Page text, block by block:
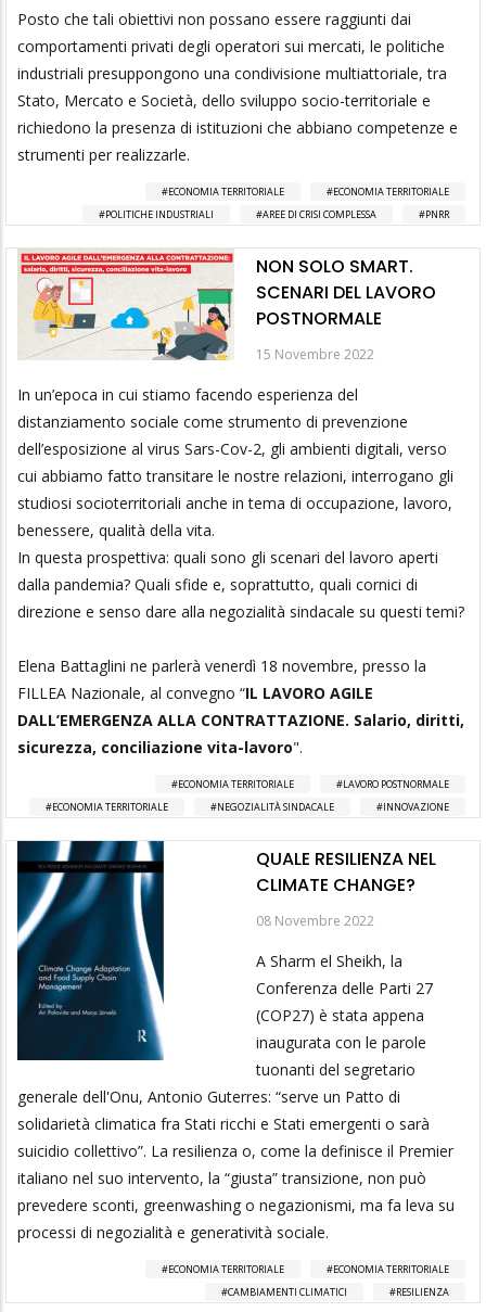
Posto che tali obiettivi non possano essere raggiunti dai
comportamenti privati degli operatori sui mercati, le politiche
industriali presuppongono una condivisione multiattoriale, tra
Stato, Mercato e Società, dello sviluppo socio-territoriale e
richiedono la presenza di istituzioni che abbiano competenze e
strumenti per realizzarle.
ECONOMIA TERRITORIALE
ECONOMIA TERRITORIALE
POLITICHE INDUSTRIALI
AREE DI CRISI COMPLESSA PNRR
NON SOLO SMART.
SCENARI DEL LAVORO
POSTNORMALE
15 Novembre 2022
In un’epoca in cui stiamo facendo esperienza del
distanziamento sociale come strumento di prevenzione
dell’esposizione al virus Sars-Cov-2, gli ambienti digitali, verso
cui abbiamo fatto transitare le nostre relazioni, interrogano gli
studiosi socioterritoriali anche in tema di occupazione, lavoro,
benessere, qualità della vita.
In questa prospettiva: quali sono gli scenari del lavoro aperti
dalla pandemia? Quali sfide e, soprattutto, quali cornici di
direzione e senso dare alla negozialità sindacale su questi temi?
Elena Battaglini ne parlerà venerdì 18 novembre, presso la
FILLEA Nazionale, al convegno “IL LAVORO AGILE
DALL’EMERGENZA ALLA CONTRATTAZIONE. Salario, diritti,
sicurezza, conciliazione vita-lavoro".
ECONOMIA TERRITORIALE
LAVORO POSTNORMALE
ECONOMIA TERRITORIALE
NEGOZIALITÀ SINDACALE INNOVAZIONE
QUALE RESILIENZA NEL
CLIMATE CHANGE?
08 Novembre 2022
A Sharm el Sheikh, la
Conferenza delle Parti 27
(COP27) è stata appena
inaugurata con le parole
tuonanti del segretario
generale dell'Onu, Antonio Guterres: “serve un Patto di
solidarietà climatica fra Stati ricchi e Stati emergenti o sarà
suicidio collettivo”. La resilienza o, come la definisce il Premier
italiano nel suo intervento, la “giusta” transizione, non può
prevedere sconti, greenwashing o negazionismi, ma fa leva su
processi di negozialità e generatività sociale.
ECONOMIA TERRITORIALE
ECONOMIA TERRITORIALE
CAMBIAMENTI CLIMATICI
RESILIENZA